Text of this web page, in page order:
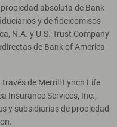
absoluta de Bank
y de fideicomisos
N.A. y U.S. Trust Company
de Bank of America
de Merrill Lynch Life
Insurance Services, Inc.,
y subsidiarias de propiedad